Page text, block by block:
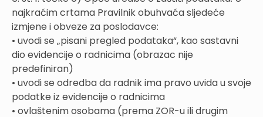
najkraćim crtama Pravilnik obuhvaća sljedeće
izmjene i obveze za poslodavce:
• uvodi se „pisani pregled podataka“, kao sastavni
dio evidencije o radnicima (obrazac nije
predefiniran)
• uvodi se odredba da radnik ima pravo uvida u svoje
podatke iz evidencije o radnicima
• ovlaštenim osobama (prema ZOR-u ili drugim